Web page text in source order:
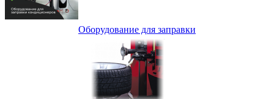
Оборудование для заправки